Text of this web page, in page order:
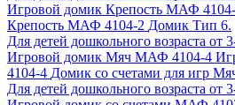
Игровой домик Крепость МАФ
Крепость МАФ 4104-2 Домик Тип 6.
Для детей дошкольного возраста от
Игровой домик Мяч МАФ 4104-4
4104-4 Домик со счетами для игр
Для детей дошкольного возраста от